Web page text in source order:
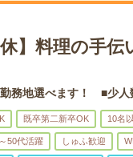
休】料理の手
務地選べます！ ■少人
既卒第二新卒OK 10名
50代活躍 しゅふ歓迎